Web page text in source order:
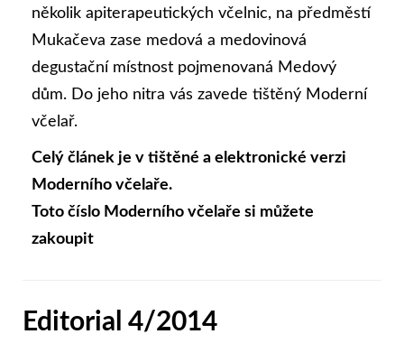
několik apiterapeutických včelnic, na předměstí
Mukačeva zase medová a medovinová
degustační místnost pojmenovaná Medový
dům. Do jeho nitra vás zavede tištěný Moderní
včelař.
Celý článek je v tištěné a elektronické verzi
Moderního včelaře.
Toto číslo Moderního včelaře si můžete
zakoupit
Editorial 4/2014